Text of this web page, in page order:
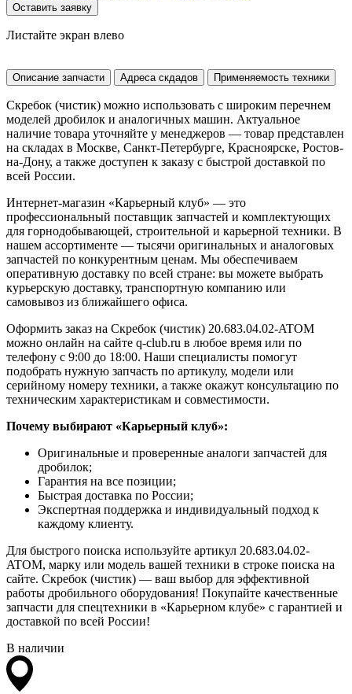
Оставить заявку
Листайте экран влево
Описание запчасти Адреса скдадов Применяемость техники
Скребок (чистик) можно использовать с широким перечнем
моделей дробилок и аналогичных машин. Актуальное
наличие товара уточняйте у менеджеров — товар представлен
на складах в Москве, Санкт-Петербурге, Красноярске, Ростов-
на-Дону, а также доступен к заказу с быстрой доставкой по
всей России.
Интернет-магазин «Карьерный клуб» — это
профессиональный поставщик запчастей и комплектующих
для горнодобывающей, строительной и карьерной техники. В
нашем ассортименте — тысячи оригинальных и аналоговых
запчастей по конкурентным ценам. Мы обеспечиваем
оперативную доставку по всей стране: вы можете выбрать
курьерскую доставку, транспортную компанию или
самовывоз из ближайшего офиса.
Оформить заказ на Скребок (чистик) 20.683.04.02-ATOM
можно онлайн на сайте q-club.ru в любое время или по
телефону с 9:00 до 18:00. Наши специалисты помогут
подобрать нужную запчасть по артикулу, модели или
серийному номеру техники, а также окажут консультацию по
техническим характеристикам и совместимости.
Почему выбирают «Карьерный клуб»:
Оригинальные и проверенные аналоги запчастей для
дробилок;
Гарантия на все позиции;
Быстрая доставка по России;
Экспертная поддержка и индивидуальный подход к
каждому клиенту.
Для быстрого поиска используйте артикул 20.683.04.02-
ATOM, марку или модель вашей техники в строке поиска на
сайте. Скребок (чистик) — ваш выбор для эффективной
работы дробильного оборудования! Покупайте качественные
запчасти для спецтехники в «Карьерном клубе» с гарантией и
доставкой по всей России!
В наличии